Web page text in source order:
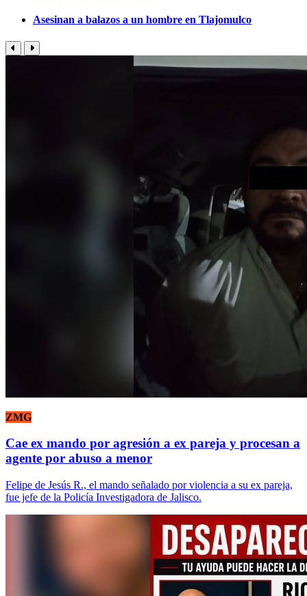
Asesinan a balazos a un hombre en Tlajomulco
ZMG
Cae ex mando por agresión a ex pareja y procesan a
agente por abuso a menor
Felipe de Jesús R., el mando señalado por violencia a su ex pareja,
fue jefe de la Policía Investigadora de Jalisco.